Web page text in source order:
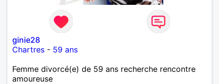
ginie28
Chartres - 59 ans
Femme divorcé(e) de 59 ans recherche rencontre
amoureuse